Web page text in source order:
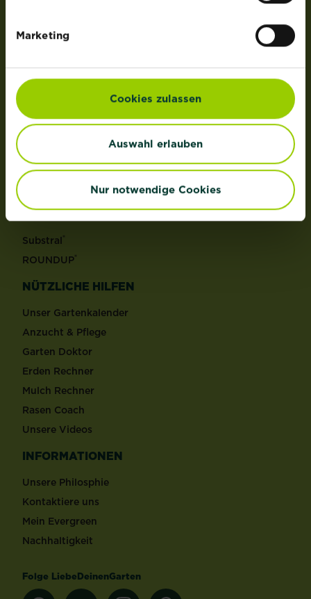
Marketing
Cookies zulassen
Auswahl erlauben
Nur notwendige Cookies
Dünger
Pflanzenschutz
Grundstoffe
Schädlinge
Reinigungsmittel
MARKEN
Substral®
ROUNDUP®
NÜTZLICHE HILFEN
Unser Gartenkalender
Anzucht & Pflege
Garten Doktor
Erden Rechner
Mulch Rechner
Rasen Coach
Unsere Videos
INFORMATIONEN
Unsere Philosphie
Kontaktiere uns
Mein Evergreen
Nachhaltigkeit
Folge LiebeDeinenGarten